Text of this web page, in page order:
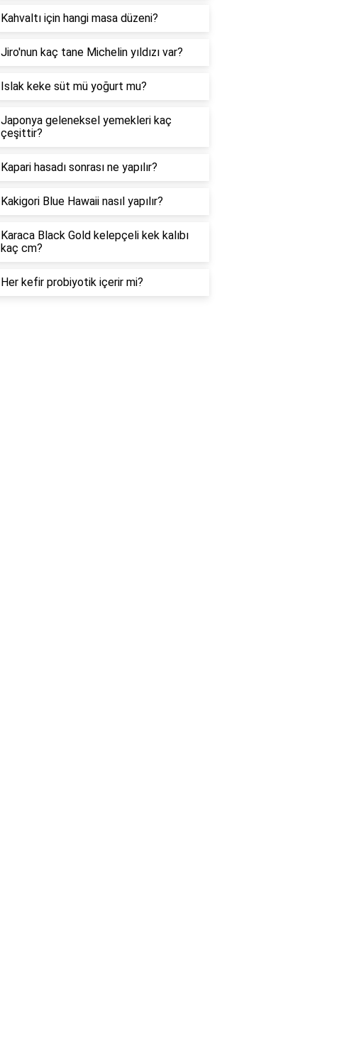
Kahvaltı için hangi masa düzeni?
Jiro'nun kaç tane Michelin yıldızı var?
Islak keke süt mü yoğurt mu?
Japonya geleneksel yemekleri kaç
çeşittir?
Kapari hasadı sonrası ne yapılır?
Kakigori Blue Hawaii nasıl yapılır?
Karaca Black Gold kelepçeli kek kalıbı
kaç cm?
Her kefir probiyotik içerir mi?